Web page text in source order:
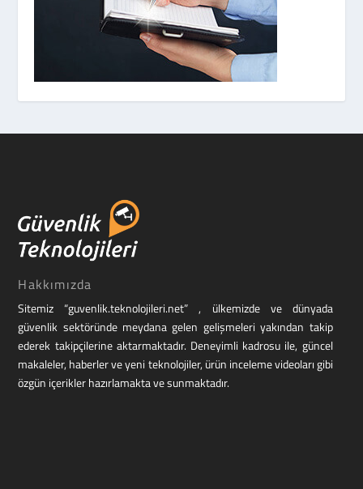
Hakkımızda
Sitemiz “guvenlik.teknolojileri.net” , ülkemizde ve dünyada
güvenlik sektöründe meydana gelen gelişmeleri yakından takip
ederek takipçilerine aktarmaktadır. Deneyimli kadrosu ile, güncel
makaleler, haberler ve yeni teknolojiler, ürün inceleme videoları gibi
özgün içerikler hazırlamakta ve sunmaktadır.